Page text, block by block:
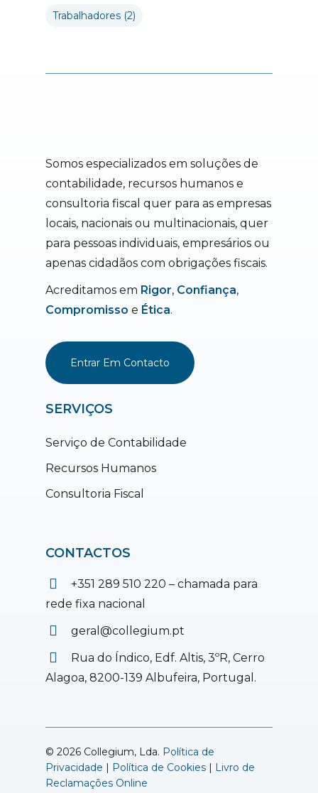
Trabalhadores (2)
Somos especializados em soluções de
contabilidade, recursos humanos e
consultoria fiscal quer para as empresas
locais, nacionais ou multinacionais, quer
para pessoas individuais, empresários ou
apenas cidadãos com obrigações fiscais.
Acreditamos em Rigor, Confiança,
Compromisso e Ética.
Entrar Em Contacto
SERVIÇOS
Serviço de Contabilidade
Recursos Humanos
Consultoria Fiscal
CONTACTOS
+351 289 510 220 – chamada para
rede fixa nacional
geral@collegium.pt
Rua do Índico, Edf. Altis, 3ºR, Cerro
Alagoa, 8200-139 Albufeira, Portugal.
© 2026 Collegium, Lda. Política de
Privacidade | Política de Cookies | Livro de
Reclamações Online